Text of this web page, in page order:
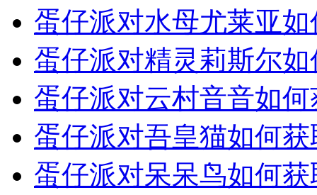
蛋仔派对水母尤莱亚
蛋仔派对精灵莉斯尔
蛋仔派对云村音音如何
蛋仔派对吾皇猫如何获
蛋仔派对呆呆鸟如何获